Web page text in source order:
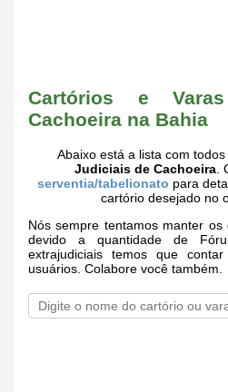
Cartórios e
Cachoeira na Bahia
Abaixo está a lista com todos
Judiciais de Cachoeira
serventia/tabelionato para
cartório desejado no
Nós sempre tentamos manter os
devido a quantidade de
extrajudiciais temos que
usuários. Colabore você também.